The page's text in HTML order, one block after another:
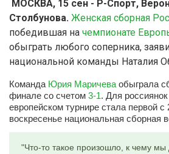
МОСКВА, 15 сен - Р-Спорт,
Столбунова. Женская сборная
победившая на чемпионате
обыграть любого соперника,
национальной команды Наталия
Команда Юрия Маричева обыграла
финале со счетом 3-1. Для
европейском турнире стала первой с
воскресенье национальная сборная
"Что-то такое произошло, к чему мы